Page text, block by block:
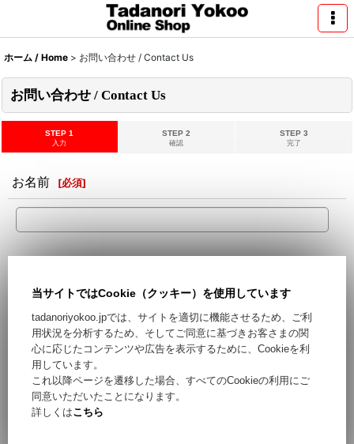
ホーム / Home > お問い合わせ / Contact Us
お問い合わせ / Contact Us
STEP 1
入力
STEP 2
確認
STEP 3
完了
お名前 [必須]
Hotmail,Yahooなどのフリーメールをご利用の場合、迷惑メー
ルとして処理される可能性がございます。フリーメール以外の
ご登録をお勧めします。
件名 [ 必須]
当サイトではCookie（クッキー）を使用しています
tadanoriyokoo.jpでは、サイトを適切に機能させるため、ご利
用状況を分析するため、そしてご同意に基づきお客さまの関
心に応じたコンテンツや広告を表示するために、Cookieを利
用しています。
これ以降ページを遷移した場合、すべてのCookieの利用にご
同意いただいたことになります。
詳しくはこちら